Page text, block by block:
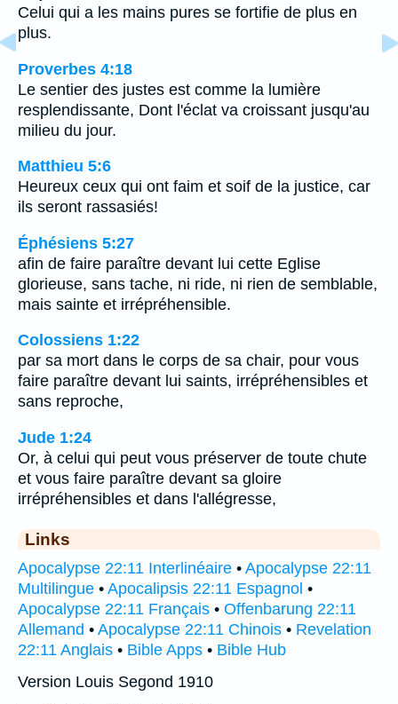
Celui qui a les mains pures se fortifie de plus en
plus.
Proverbes 4:18
Le sentier des justes est comme la lumière
resplendissante, Dont l'éclat va croissant jusqu'au
milieu du jour.
Matthieu 5:6
Heureux ceux qui ont faim et soif de la justice, car
ils seront rassasiés!
Éphésiens 5:27
afin de faire paraître devant lui cette Eglise
glorieuse, sans tache, ni ride, ni rien de semblable,
mais sainte et irrépréhensible.
Colossiens 1:22
par sa mort dans le corps de sa chair, pour vous
faire paraître devant lui saints, irrépréhensibles et
sans reproche,
Jude 1:24
Or, à celui qui peut vous préserver de toute chute
et vous faire paraître devant sa gloire
irrépréhensibles et dans l'allégresse,
Links
Apocalypse 22:11 Interlinéaire • Apocalypse 22:11
Multilingue • Apocalipsis 22:11 Espagnol •
Apocalypse 22:11 Français • Offenbarung 22:11
Allemand • Apocalypse 22:11 Chinois • Revelation
22:11 Anglais • Bible Apps • Bible Hub
Version Louis Segond 1910